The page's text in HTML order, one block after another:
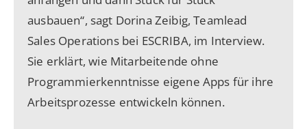
ausbauen“, sagt Dorina Zeibig, Teamlead
Sales Operations bei ESCRIBA, im Interview.
Sie erklärt, wie Mitarbeitende ohne
Programmierkenntnisse eigene Apps für ihre
Arbeitsprozesse entwickeln können.